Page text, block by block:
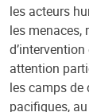
les acteurs
les menaces,
attention
les camps de
pacifiques,